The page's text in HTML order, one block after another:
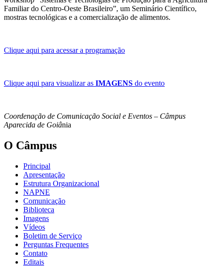
Familiar do Centro-Oeste Brasileiro”, um Seminário Científico,
mostras tecnológicas e a comercialização de alimentos.
Clique aqui para acessar a programação
Clique aqui para visualizar as IMAGENS do evento
Coordenação de Comunicação Social e Eventos – Câmpus
Aparecida de Goiânia
O Câmpus
Principal
Apresentação
Estrutura Organizacional
NAPNE
Comunicação
Biblioteca
Imagens
Vídeos
Boletim de Serviço
Perguntas Frequentes
Contato
Editais